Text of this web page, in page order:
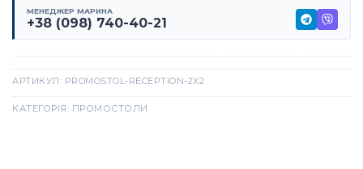
МЕНЕДЖЕР МАРИНА
+38 (098) 740-40-21
АРТИКУЛ: PROMOSTOL-RECEPTION-2X2
КАТЕГОРІЯ: ПРОМОСТОЛИ